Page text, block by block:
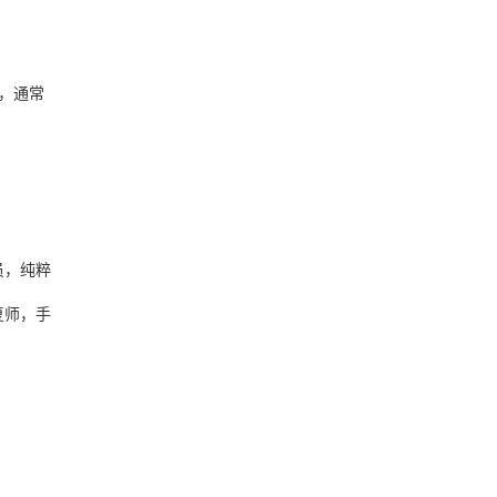
通常
纯粹
，手